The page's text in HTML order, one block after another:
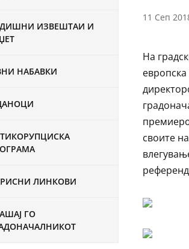
ИЗВЕШТАИ И
НАБАВКИ
ЛИНКОВИ
ГО
11 Сеп
На
своите